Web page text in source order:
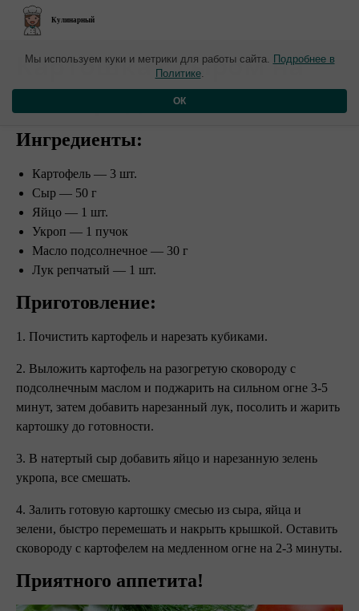
Кулинарный
​Картошка с сыром на
сковороде
Ингредиенты:
Картофель — 3 шт.
Сыр — 50 г
Яйцо — 1 шт.
Укроп — 1 пучок
Масло подсолнечное — 30 г
Лук репчатый — 1 шт.
Приготовление:
1. Почистить картофель и нарезать кубиками.
2. Выложить картофель на разогретую сковороду с
подсолнечным маслом и поджарить на сильном огне 3-5
минут, затем добавить нарезанный лук, посолить и жарить
картошку до готовности.
3. В натертый сыр добавить яйцо и нарезанную зелень
укропа, все смешать.
4. Залить готовую картошку смесью из сыра, яйца и
зелени, быстро перемешать и накрыть крышкой. Оставить
сковороду с картофелем на медленном огне на 2-3 минуты.
Приятного аппетита!
Мы используем куки и метрики для работы сайта. Подробнее в
Политике.
ОК